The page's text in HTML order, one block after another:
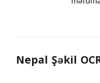
Nepal Şəkil